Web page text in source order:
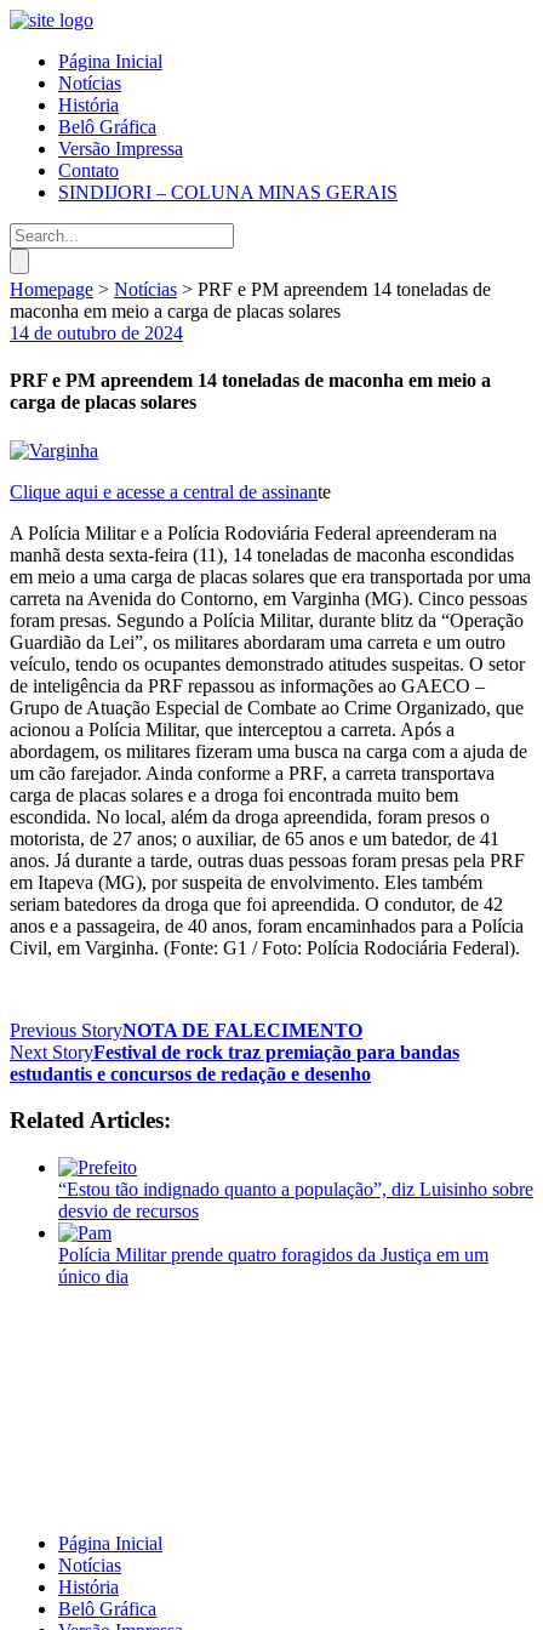
Página Inicial
Notícias
História
Belô Gráfica
Versão Impressa
Contato
SINDIJORI – COLUNA MINAS GERAIS
Homepage > Notícias > PRF e PM apreendem 14 toneladas de
maconha em meio a carga de placas solares
14 de outubro de 2024
PRF e PM apreendem 14 toneladas de maconha em meio a
carga de placas solares
Clique aqui e acesse a central de assinante
A Polícia Militar e a Polícia Rodoviária Federal apreenderam na
manhã desta sexta-feira (11), 14 toneladas de maconha escondidas
em meio a uma carga de placas solares que era transportada por uma
carreta na Avenida do Contorno, em Varginha (MG). Cinco pessoas
foram presas. Segundo a Polícia Militar, durante blitz da “Operação
Guardião da Lei”, os militares abordaram uma carreta e um outro
veículo, tendo os ocupantes demonstrado atitudes suspeitas. O setor
de inteligência da PRF repassou as informações ao GAECO –
Grupo de Atuação Especial de Combate ao Crime Organizado, que
acionou a Polícia Militar, que interceptou a carreta. Após a
abordagem, os militares fizeram uma busca na carga com a ajuda de
um cão farejador. Ainda conforme a PRF, a carreta transportava
carga de placas solares e a droga foi encontrada muito bem
escondida. No local, além da droga apreendida, foram presos o
motorista, de 27 anos; o auxiliar, de 65 anos e um batedor, de 41
anos. Já durante a tarde, outras duas pessoas foram presas pela PRF
em Itapeva (MG), por suspeita de envolvimento. Eles também
seriam batedores da droga que foi apreendida. O condutor, de 42
anos e a passageira, de 40 anos, foram encaminhados para a Polícia
Civil, em Varginha. (Fonte: G1 / Foto: Polícia Rodociária Federal).
Previous StoryNOTA DE FALECIMENTO
Next StoryFestival de rock traz premiação para bandas
estudantis e concursos de redação e desenho
Related Articles:
“Estou tão indignado quanto a população”, diz Luisinho sobre
desvio de recursos
Polícia Militar prende quatro foragidos da Justiça em um
único dia
Página Inicial
Notícias
História
Belô Gráfica